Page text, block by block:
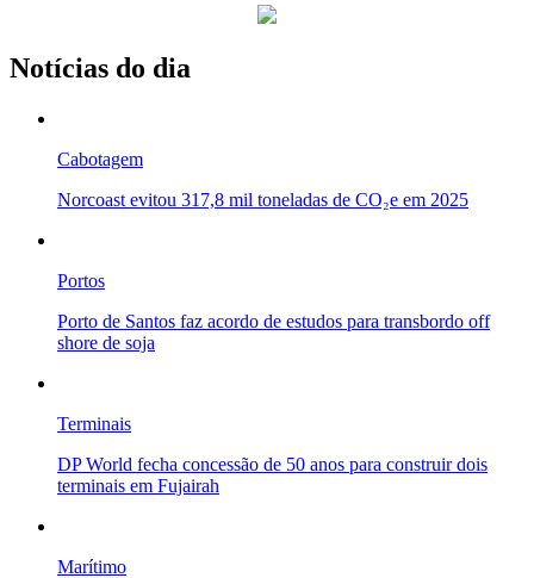
Notícias do dia
Cabotagem
Norcoast evitou 317,8 mil toneladas de CO₂e em 2025
Portos
Porto de Santos faz acordo de estudos para transbordo off
shore de soja
Terminais
DP World fecha concessão de 50 anos para construir dois
terminais em Fujairah
Marítimo